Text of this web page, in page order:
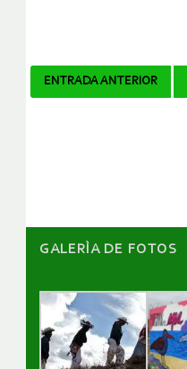
Navegador
ENTRADA ANTERIOR
GALERÌA DE FOTOS